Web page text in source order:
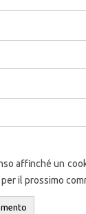
affinché un
il prossimo